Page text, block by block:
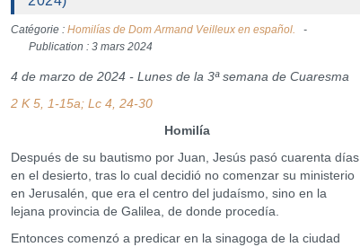
Catégorie :Homilías de Dom Armand Veilleux en español.
Publication : 3 mars 2024
4 de marzo de 2024 - Lunes de la 3ª semana de Cuaresma
2 K 5, 1-15a; Lc 4, 24-30
Homilía
Después de su bautismo por Juan, Jesús pasó cuarenta días
en el desierto, tras lo cual decidió no comenzar su ministerio
en Jerusalén, que era el centro del judaísmo, sino en la
lejana provincia de Galilea, de donde procedía.
Entonces comenzó a predicar en la sinagoga de la ciudad